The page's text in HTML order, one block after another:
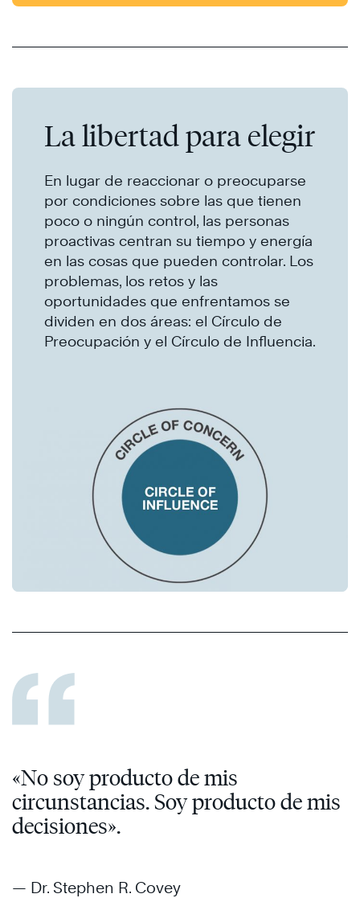
La libertad para elegir
En lugar de reaccionar o preocuparse
por condiciones sobre las que tienen
poco o ningún control, las personas
proactivas centran su tiempo y energía
en las cosas que pueden controlar. Los
problemas, los retos y las
oportunidades que enfrentamos se
dividen en dos áreas: el Círculo de
Preocupación y el Círculo de Influencia.
«No soy producto de mis
circunstancias. Soy producto de mis
decisiones».
— Dr. Stephen R. Covey